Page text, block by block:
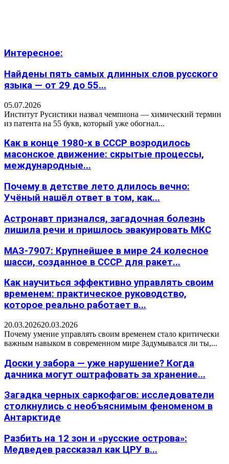
Интересное:
Найдены пять самых длинных слов русского
языка — от 29 до 55...
05.07.2026
Институт Русистики назвал чемпиона — химический термин
из патента на 55 букв, который уже обогнал...
Как в конце 1980-х в СССР возродилось
масонское движение: скрытые процессы,
международные...
Почему в детстве лето длилось вечно:
Учёный нашёл ответ в том, как...
Астронавт признался, загадочная болезнь
лишила речи и пришлось эвакуировать МКС
МАЗ-7907: Крупнейшее в мире 24 колесное
шасси, созданное в СССР для ракет...
Как научиться эффективно управлять своим
временем: практическое руководство,
которое реально работает в...
20.03.202620.03.2026
Почему умение управлять своим временем стало критически
важным навыком в современном мире Задумывался ли ты,...
Доски у забора — уже нарушение? Когда
дачника могут оштрафовать за хранение...
Загадка черных саркофагов: исследователи
столкнулись с необъяснимым феноменом в
Антарктиде
Разбить на 12 зон и «русские острова»:
Медведев рассказал как ЦРУ в...